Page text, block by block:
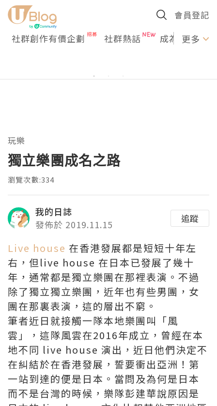
會員登記
社群創作有價企劃 社群熱話 成為U更多
玩樂
獨立樂團成名之路
瀏覽次數:334
我的日誌
發佈於 2019.11.15
追蹤
Live house 在香港發展都是短短十年左
右，但live house 在日本已發展了幾十
年，通常都是獨立樂團在那裡表演。不過
除了獨立獨立樂團，近年也有些男團，女
團在那裏表演，這的層出不窮。
筆者近日就接觸一隊本地樂團叫「風
雲」，這隊風雲在2016年成立，曾經在本
地不同 live house 演出，近日他們決定不
在糾結於在香港發展，誓要衝出亞洲！第
一站到達的便是日本。當問及為何是日本
而不是台灣的時候，樂隊彭建華說原因是